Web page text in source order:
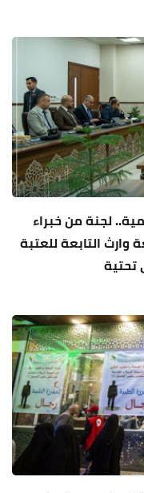
لجنة من خبراء
وارث التابعة للعتبة
تحتية